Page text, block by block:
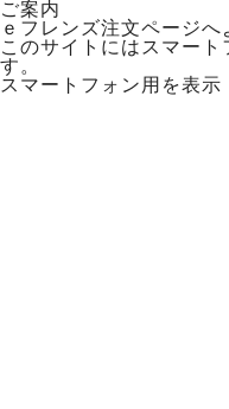
ご案内
ｅフレンズ注文ページへ
このサイトにはスマート
す。
スマートフォン用を表示